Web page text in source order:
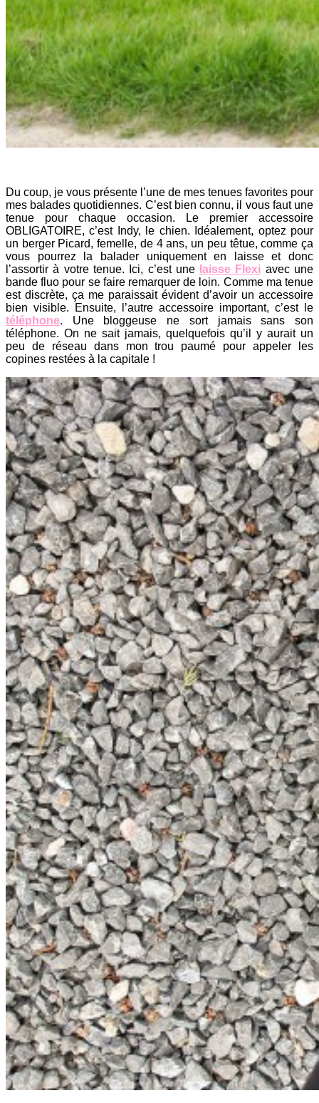
Du coup, je vous présente l’une de mes tenues favorites pour
mes balades quotidiennes. C’est bien connu, il vous faut une
tenue pour chaque occasion. Le premier accessoire
OBLIGATOIRE, c’est Indy, le chien. Idéalement, optez pour
un berger Picard, femelle, de 4 ans, un peu têtue, comme ça
vous pourrez la balader uniquement en laisse et donc
l’assortir à votre tenue. Ici, c’est une laisse Flexi avec une
bande fluo pour se faire remarquer de loin. Comme ma tenue
est discrète, ça me paraissait évident d’avoir un accessoire
bien visible. Ensuite, l’autre accessoire important, c’est le
téléphone. Une bloggeuse ne sort jamais sans son
téléphone. On ne sait jamais, quelquefois qu’il y aurait un
peu de réseau dans mon trou paumé pour appeler les
copines restées à la capitale !